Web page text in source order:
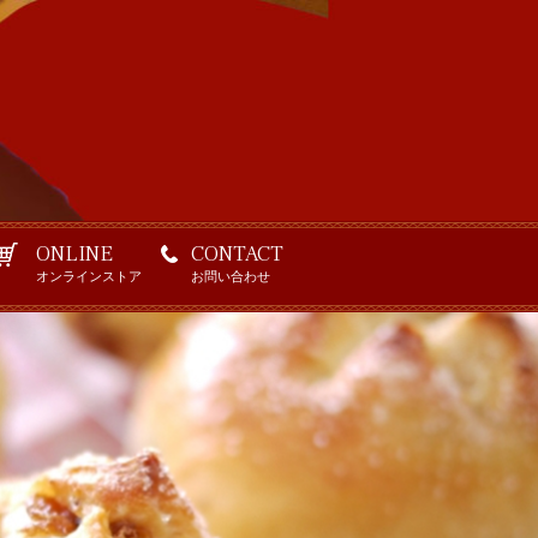
ONLINE
オンラインストア
CONTACT
お問い合わせ